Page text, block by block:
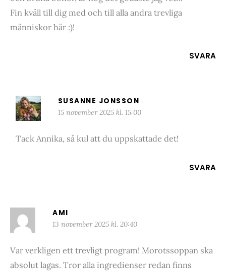
Fin kväll till dig med och till alla andra trevliga
människor här :)!
SVARA
SUSANNE JONSSON
15 november 2025 kl. 15:00
Tack Annika, så kul att du uppskattade det!
SVARA
AMI
13 november 2025 kl. 20:40
Var verkligen ett trevligt program! Morotssoppan ska
absolut lagas. Tror alla ingredienser redan finns